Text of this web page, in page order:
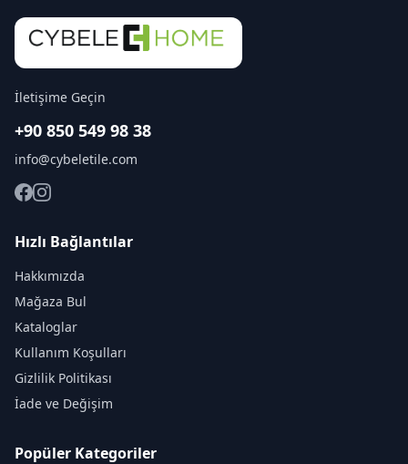
İletişime Geçin
+90 850 549 98 38
info@cybeletile.com
Hızlı Bağlantılar
Hakkımızda
Mağaza Bul
Kataloglar
Kullanım Koşulları
Gizlilik Politikası
İade ve Değişim
Popüler Kategoriler